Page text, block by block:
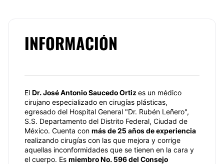
INFORMACIÓN
El Dr.José Antonio Saucedo Ortiz es un médico
cirujano especializado en cirugías plásticas,
egresado del Hospital General "Dr. Rubén Leñero",
S.S. Departamento del Distrito Federal, Ciudad de
México. Cuenta con más de 25 años de experiencia
realizando cirugías con las que mejora y corrige
aquellas inconformidades que se tienen en la cara y
el cuerpo. Es miembro No. 596 del Consejo